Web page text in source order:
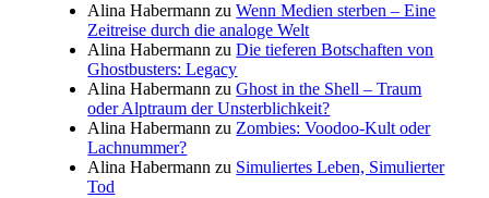
Alina Habermann zuWenn Medien sterben – Eine
Zeitreise durch die analoge Welt
Alina Habermann zuDie tieferen Botschaften von
Ghostbusters: Legacy
Alina Habermann zuGhost in the Shell – Traum
oder Alptraum der Unsterblichkeit?
Alina Habermann zu Zombies: Voodoo-Kult oder
Lachnummer?
Alina Habermann zu Simuliertes Leben, Simulierter
Tod